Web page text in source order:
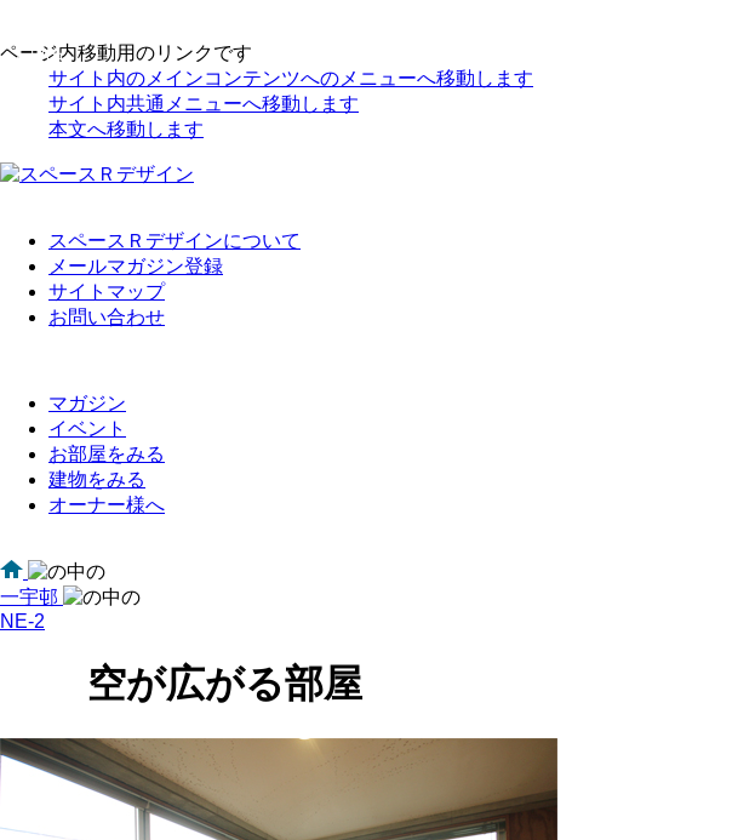
ページ内移動用のリンクです
サイト内のメインコンテンツへのメニューへ移動します
サイト内共通メニューへ移動します
本文へ移動します
スペースＲデザインについて
メールマガジン登録
サイトマップ
お問い合わせ
マガジン
イベント
お部屋をみる
建物をみる
オーナー様へ
一宇邨
NE-2
入居中
空が広がる部屋